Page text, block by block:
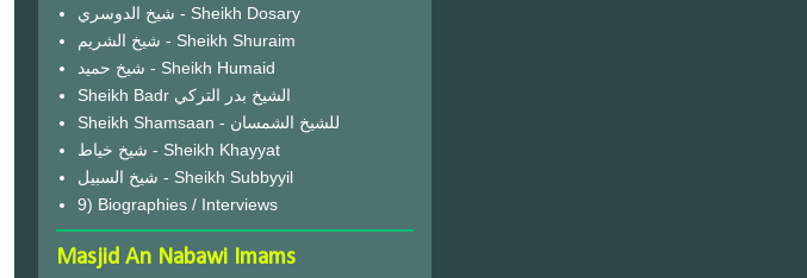
شيخ الدوسري - Sheikh Dosary
شيخ الشريم - Sheikh Shuraim
شيخ حميد - Sheikh Humaid
Sheikh Badr الشيخ بدر التركي
Sheikh Shamsaan - للشيخ الشمسان
شيخ خياط - Sheikh Khayyat
شيخ السبيل - Sheikh Subbyyil
9) Biographies / Interviews
Masjid An Nabawi Imams